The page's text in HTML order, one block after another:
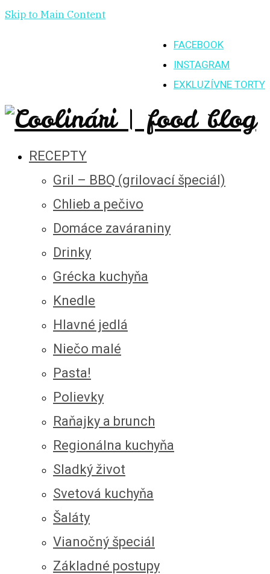
Skip to Main Content
FACEBOOK
INSTAGRAM
EXKLUZÍVNE TORTY
RECEPTY
Gril – BBQ (grilovací špeciál)
Chlieb a pečivo
Domáce zaváraniny
Drinky
Grécka kuchyňa
Knedle
Hlavné jedlá
Niečo malé
Pasta!
Polievky
Raňajky a brunch
Regionálna kuchyňa
Sladký život
Svetová kuchyňa
Šaláty
Vianočný špeciál
Základné postupy